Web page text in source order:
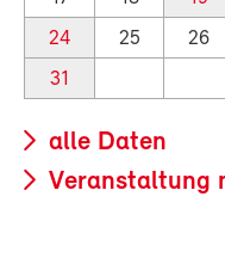
24
25 26
31
alle Daten
Veranstaltung